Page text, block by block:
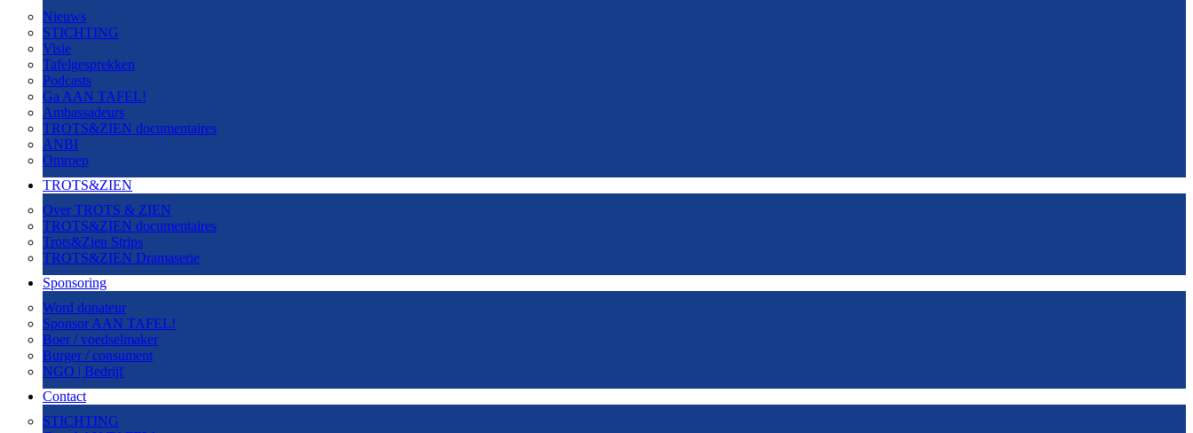
Nieuws
STICHTING
Visie
Tafelgesprekken
Podcasts
Ga AAN TAFEL!
Ambassadeurs
TROTS&ZIEN documentaires
ANBI
Omroep
TROTS&ZIEN
Over TROTS & ZIEN
TROTS&ZIEN documentaires
Trots&Zien Strips
TROTS&ZIEN Dramaserie
Sponsoring
Word donateur
Sponsor AAN TAFEL!
Boer / voedselmaker
Burger / consument
NGO | Bedrijf
Contact
STICHTING